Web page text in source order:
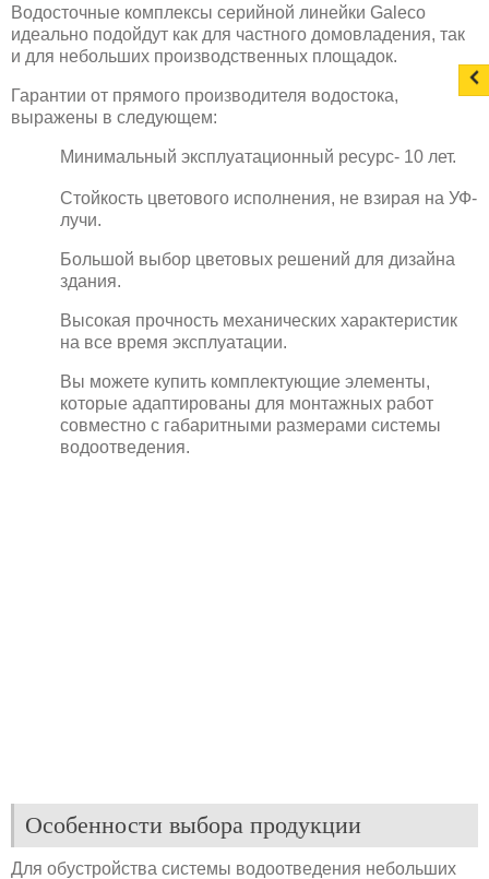
Водосточные комплексы серийной линейки Galeco
идеально подойдут как для частного домовладения, так
и для небольших производственных площадок.
Гарантии от прямого производителя водостока,
выражены в следующем:
Минимальный эксплуатационный ресурс- 10 лет.
Стойкость цветового исполнения, не взирая на УФ-
лучи.
Большой выбор цветовых решений для дизайна
здания.
Высокая прочность механических характеристик
на все время эксплуатации.
Вы можете купить комплектующие элементы,
которые адаптированы для монтажных работ
совместно с габаритными размерами системы
водоотведения.
Особенности выбора продукции
Для обустройства системы водоотведения небольших